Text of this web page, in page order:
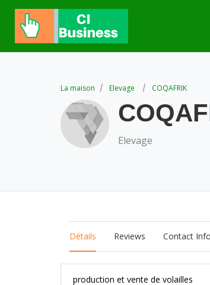
La maison Elevage COQAFRIK
Elevage
Détails Reviews Contact Info
production et vente de volailles